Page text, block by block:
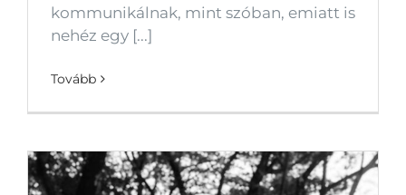
kommunikálnak, mint szóban, emiatt is
nehéz egy [...]
Tovább